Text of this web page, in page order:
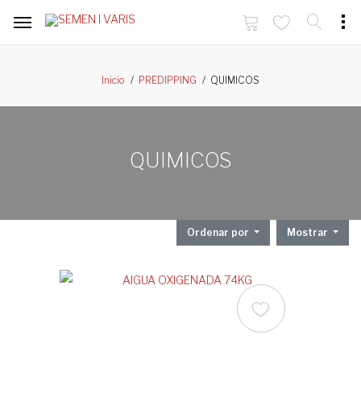
Inicio PREDIPPING QUIMICOS
QUIMICOS
Ordenar por Mostrar